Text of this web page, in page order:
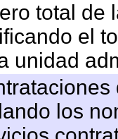
total de
el
unidad
los